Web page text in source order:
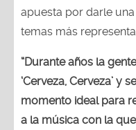
apuesta por darle
temas más
“Durante años la
‘Cerveza, Cerveza’ y
momento ideal para
a la música con la que